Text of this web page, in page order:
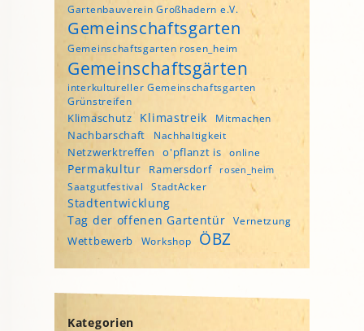
Gartenbauverein Großhadern e.V.
Gemeinschaftsgarten
Gemeinschaftsgarten rosen_heim
Gemeinschaftsgärten
interkultureller Gemeinschaftsgarten
Grünstreifen
Klimaschutz Klimastreik Mitmachen
Nachbarschaft Nachhaltigkeit
Netzwerktreffen o'pflanzt is online
Permakultur Ramersdorf rosen_heim
Saatgutfestival StadtAcker
Stadtentwicklung
Tag der offenen Gartentür
Vernetzung
Wettbewerb Workshop ÖBZ
Kategorien